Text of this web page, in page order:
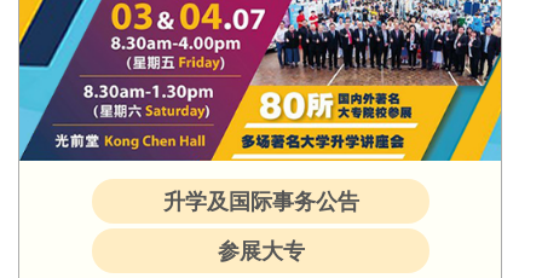
升学及国际事务公告
参展大专